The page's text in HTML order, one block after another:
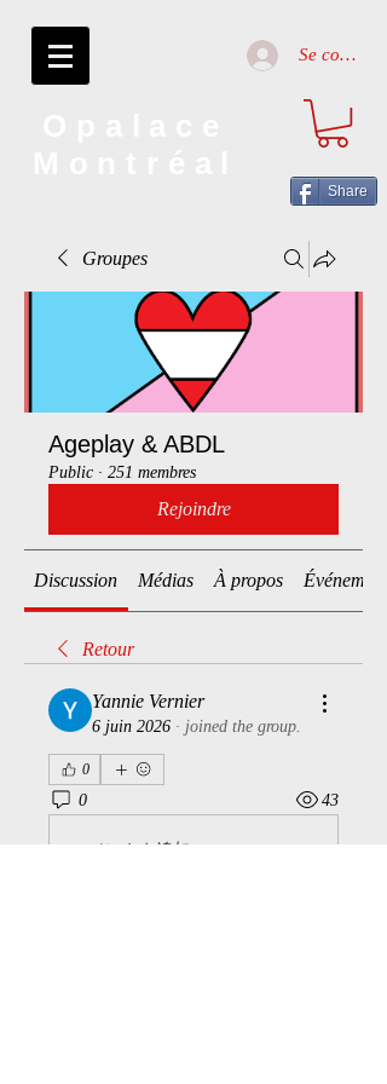
Se connecter
Share
Groupes
Ageplay & ABDL
Public · 251 membres
Rejoindre
Discussion Médias À propos Événements
Retour
Yannie Vernier
6 juin 2026 · joined the group.
0
0 43
コメントを追加…